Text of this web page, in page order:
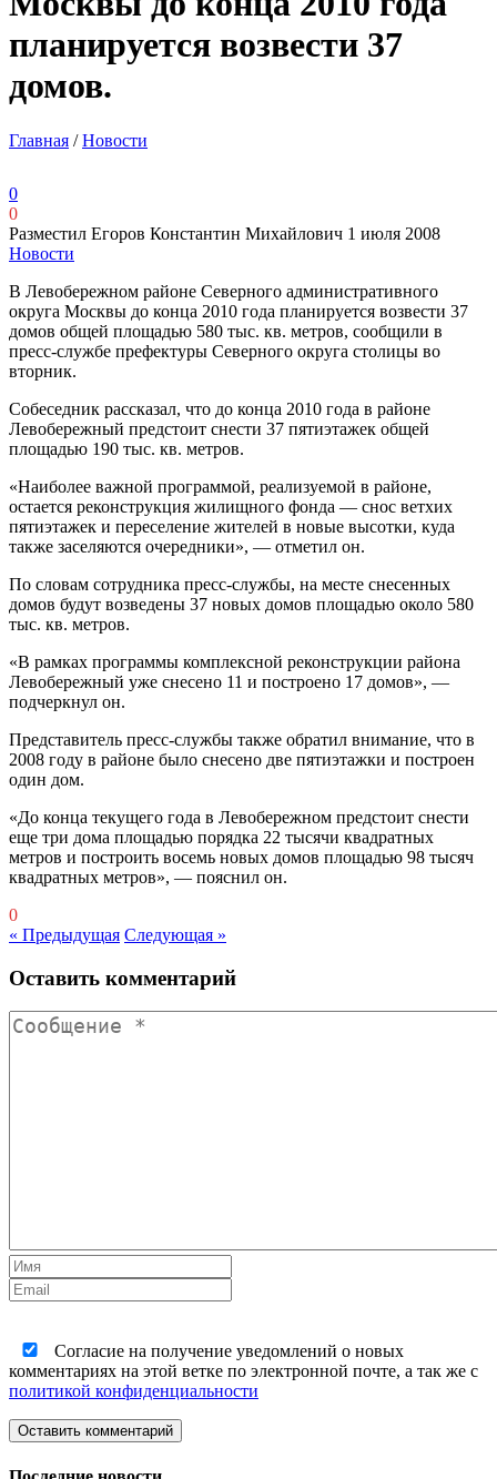
планируется возвести 37
домов.
Главная /Новости
0
0
Разместил Егоров Константин Михайлович 1 июля 2008
Новости
В Левобережном районе Северного административного
округа Москвы до конца 2010 года планируется возвести 37
домов общей площадью 580 тыс. кв. метров, сообщили в
пресс-службе префектуры Северного округа столицы во
вторник.
Собеседник рассказал, что до конца 2010 года в районе
Левобережный предстоит снести 37 пятиэтажек общей
площадью 190 тыс. кв. метров.
«Наиболее важной программой, реализуемой в районе,
остается реконструкция жилищного фонда — снос ветхих
пятиэтажек и переселение жителей в новые высотки, куда
также заселяются очередники», — отметил он.
По словам сотрудника пресс-службы, на месте снесенных
домов будут возведены 37 новых домов площадью около 580
тыс. кв. метров.
«В рамках программы комплексной реконструкции района
Левобережный уже снесено 11 и построено 17 домов», —
подчеркнул он.
Представитель пресс-службы также обратил внимание, что в
2008 году в районе было снесено две пятиэтажки и построен
один дом.
«До конца текущего года в Левобережном предстоит снести
еще три дома площадью порядка 22 тысячи квадратных
метров и построить восемь новых домов площадью 98 тысяч
квадратных метров», — пояснил он.
0
« Предыдущая Следующая »
Оставить комментарий
Согласие на получение уведомлений о новых
комментариях на этой ветке по электронной почте, а так же с
политикой конфиденциальности
Оставить комментарий